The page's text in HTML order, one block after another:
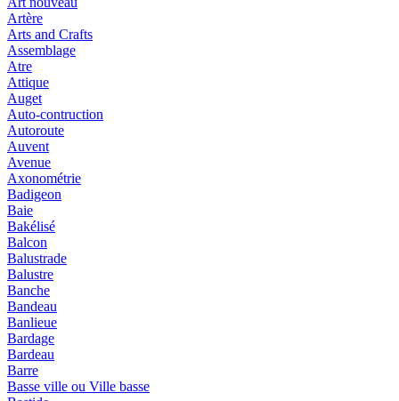
Artère
Arts and Crafts
Assemblage
Atre
Attique
Auget
Auto-contruction
Autoroute
Auvent
Avenue
Axonométrie
Badigeon
Baie
Bakélisé
Balcon
Balustrade
Balustre
Banche
Bandeau
Banlieue
Bardage
Bardeau
Barre
Basse ville ou Ville basse